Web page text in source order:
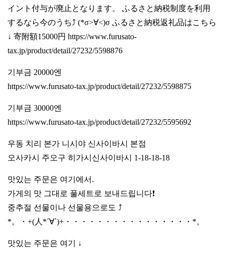
イント付与が廃止となります。 ふるさと納税制度を利用
するなら今のうち⤴️ (*σ>∀<)σ ふるさと納税返礼品はこちら
↓ 寄附額15000円 https://www.furusato-
tax.jp/product/detail/27232/5598876
기부금 20000엔
https://www.furusato-tax.jp/product/detail/27232/5598875
기부금 30000엔
https://www.furusato-tax.jp/product/detail/27232/5595692
우동 치리 본가 니시야 신사이바시 본점
오사카시 주오구 히가시신사이바시 1-18-18-18
맛있는 주문은 여기에서.
가게의 맛 그대로 풀세트로 보내드립니다❗️
중추절 선물이나 선물용으로도 ⤴️
*。・+(人*´∀`)+・・・・・・・・・・・・・・・・*。
맛있는 주문은 여기 ↓